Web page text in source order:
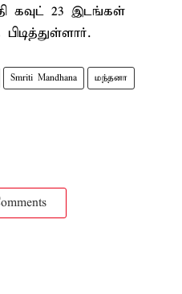
கவுட் 23 இடங்கள்
Smriti Mandhana மந்தனா